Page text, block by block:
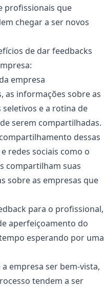
profissionais que
chegar a ser novos
de dar feedbacks
empresa
as informações sobre as
e a rotina de
serem compartilhadas.
dessas
e redes sociais como o
compartilham suas
sobre as empresas que
para o profissional,
aperfeiçoamento do
esperando por uma
empresa ser bem-vista,
tendem a ser